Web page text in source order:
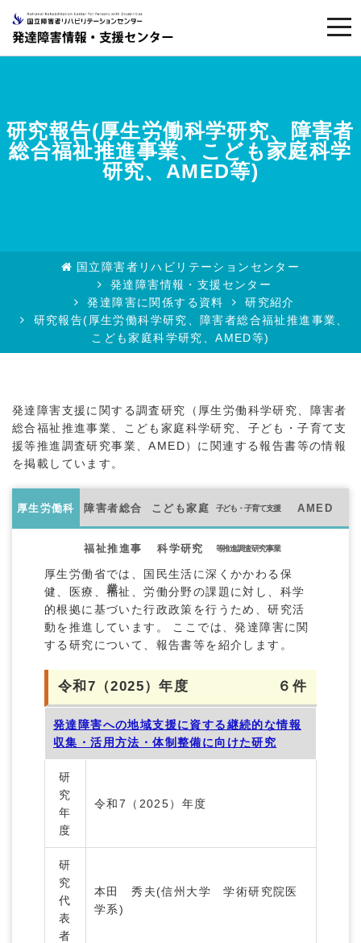
研究報告(厚生労働科学研究、障害者
総合福祉推進事業、こども家庭科学
研究、AMED等)
国立障害者リハビリテーションセンター
発達障害情報・支援センター
発達障害に関係する資料
研究紹介
研究報告(厚生労働科学研究、障害者総合福祉推進事業、
こども家庭科学研究、AMED等)
発達障害支援に関する調査研究（厚生労働科学研究、障害者
総合福祉推進事業、こども家庭科学研究、子ども・子育て支
援等推進調査研究事業、AMED）に関連する報告書等の情報
を掲載しています。
厚生労働科 障害者総合
福祉推進事
業
こども家庭
科学研究
子ども・子育て支援
等推進調査研究事業
AMED
厚生労働省では、国民生活に深くかかわる保
健、医療、福祉、労働分野の課題に対し、科学
的根拠に基づいた行政政策を行うため、研究活
動を推進しています。 ここでは、発達障害に関
する研究について、報告書等を紹介します。
令和7（2025）年度 ６件
発達障害への地域支援に資する継続的な情報
収集・活用方法・体制整備に向けた研究
研
究
年
度
令和7（2025）年度
研
究
代
表
者
本田 秀夫(信州大学 学術研究院医
学系)